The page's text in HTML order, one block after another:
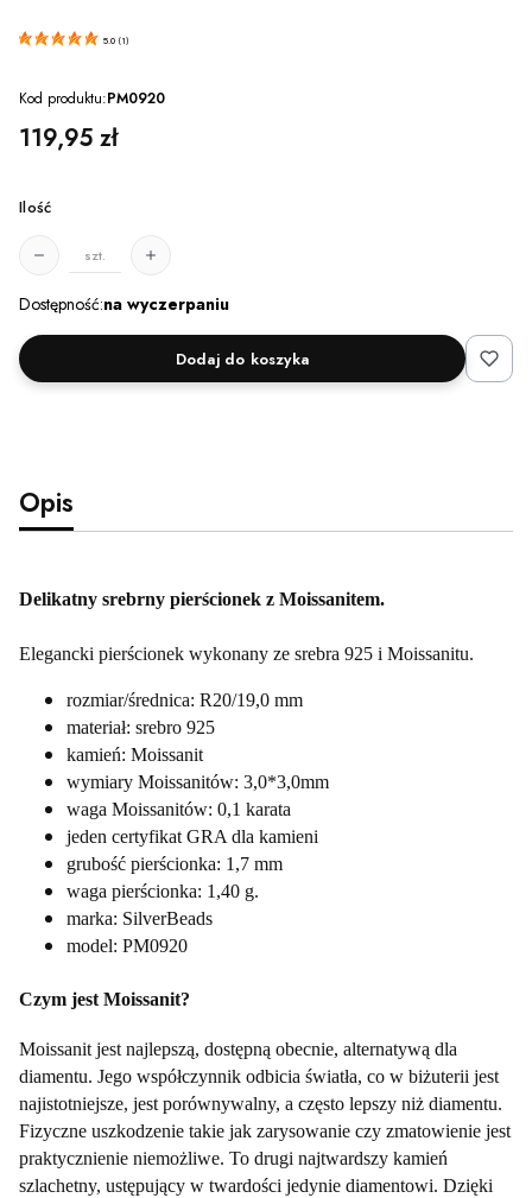
5.0 (1 )
Kod produktu:PM0920
Cena
119,95 zł
Ilość
szt.
Dostępność:na wyczerpaniu
Dodaj do koszyka
Opis
Delikatny srebrny pierścionek z Moissanitem.
Elegancki pierścionek wykonany ze srebra 925 i Moissanitu.
rozmiar/średnica: R20/19,0 mm
materiał: srebro 925
kamień: Moissanit
wymiary Moissanitów: 3,0*3,0mm
waga Moissanitów: 0,1 karata
jeden certyfikat GRA dla kamieni
grubość pierścionka: 1,7 mm
waga pierścionka: 1,40 g.
marka: SilverBeads
model: PM0920
Czym jest Moissanit?
Moissanit jest najlepszą, dostępną obecnie, alternatywą dla
diamentu. Jego współczynnik odbicia światła, co w biżuterii jest
najistotniejsze, jest porównywalny, a często lepszy niż diamentu.
Fizyczne uszkodzenie takie jak zarysowanie czy zmatowienie jest
praktycznienie niemożliwe. To drugi najtwardszy kamień
szlachetny, ustępujący w twardości jedynie diamentowi. Dzięki